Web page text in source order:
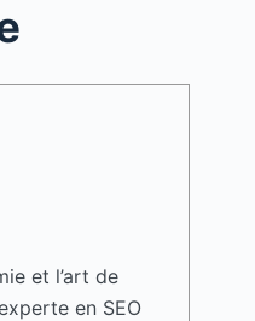
et l’art de
en SEO